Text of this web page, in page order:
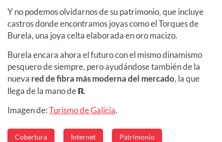
Y no podemos olvidarnos de su patrimonio, que incluye
castros donde encontramos joyas como el Torques de
Burela, una joya celta elaborada en oro macizo.
Burela encara ahora el futuro con el mismo dinamismo
pesquero de siempre, pero ayudándose también de la
nueva red de fibra más moderna del mercado, la que
llega de la mano deR.
Imagen de:Turismo de Galicia.
Cobertura Internet Patrimonio